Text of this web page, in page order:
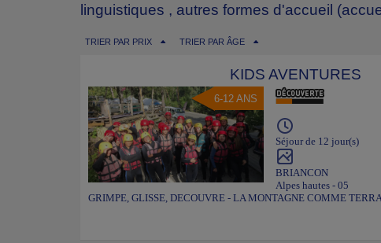
linguistiques , autres formes d'accueil
TRIER PAR PRIX TRIER PAR ÂGE
KIDS AVENTURES
6-12 ANS
Séjour de 12 jour(s)
BRIANCON
Alpes hautes - 05
GRIMPE, GLISSE, DECOUVRE - LA MONTAGNE COMME